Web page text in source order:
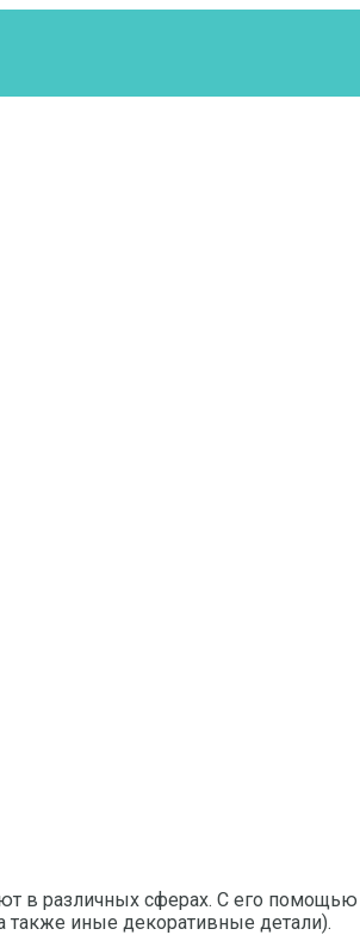
в различных сферах. С его
также иные декоративные детали).